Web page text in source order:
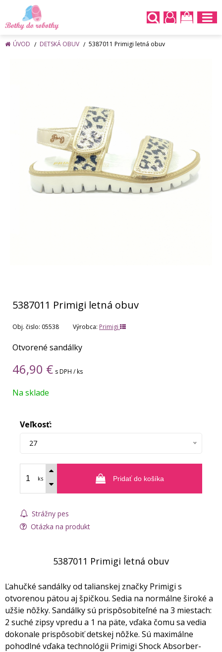
ÚVOD DETSKÁ OBUV 5387011 Primigi letná obuv
5387011 Primigi letná obuv
Obj. čislo: 05538 Výrobca: Primigi
Otvorené sandálky
46,90 € s DPH / ks
Na sklade
Veľkosť:
27
ks Pridať do košíka
Strážny pes
Otázka na produkt
5387011 Primigi letná obuv
Ľahučké sandálky od talianskej značky Primigi s
otvorenou pätou aj špičkou. Sedia na normálne široké a
užšie nôžky. Sandálky sú prispôsobiteľné na 3 miestach:
2 suché zipsy vpredu a 1 na päte, vďaka čomu sa vedia
dokonale prispôsobiť detskej nôžke. Sú maximálne
pohodlné vďaka technológii Primigi Shock Absorber-